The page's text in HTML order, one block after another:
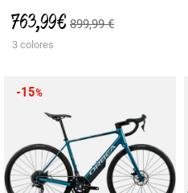
763,99 € 899,99 €
3 colores
-15%